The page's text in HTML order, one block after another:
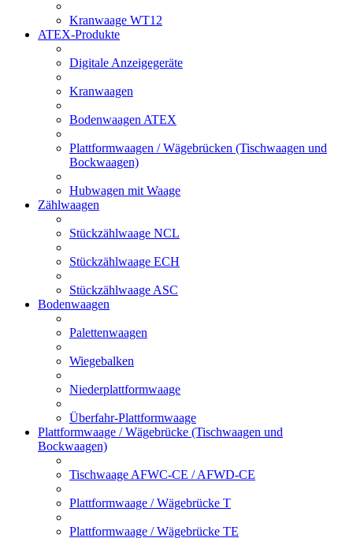
Kranwaage WT12
ATEX-Produkte
Digitale Anzeigegeräte
Kranwaagen
Bodenwaagen ATEX
Plattformwaagen / Wägebrücken (Tischwaagen und
Bockwaagen)
Hubwagen mit Waage
Zählwaagen
Stückzählwaage NCL
Stückzählwaage ECH
Stückzählwaage ASC
Bodenwaagen
Palettenwaagen
Wiegebalken
Niederplattformwaage
Überfahr-Plattformwaage
Plattformwaage / Wägebrücke (Tischwaagen und
Bockwaagen)
Tischwaage AFWC-CE / AFWD-CE
Plattformwaage / Wägebrücke T
Plattformwaage / Wägebrücke TE